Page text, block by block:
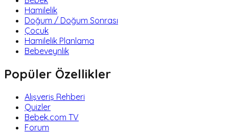
Hamilelik
Doğum / Doğum Sonrası
Çocuk
Hamilelik Planlama
Bebeveynlik
Popüler Özellikler
Alışveriş Rehberi
Quizler
Bebek.com TV
Forum